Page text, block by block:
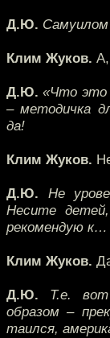
Д.Ю.
Клим Жуков.
Д.Ю. «Что это
– методичка
да!
Клим Жуков.
Д.Ю. Не
Несите
рекомендую к…
Клим Жуков.
Д.Ю. Т.е. вот
образом –
таился,